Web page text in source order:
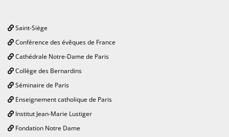
Saint-Siège
Conférence des évêques de France
Cathédrale Notre-Dame de Paris
Collège des Bernardins
Séminaire de Paris
Enseignement catholique de Paris
Institut Jean-Marie Lustiger
Fondation Notre Dame